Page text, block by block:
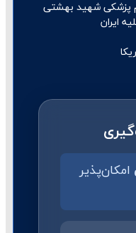
پزشکی شهید بهشتی
ایران
امکان‌پذیر